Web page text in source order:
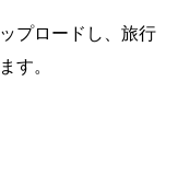
プロードし、旅行
す。